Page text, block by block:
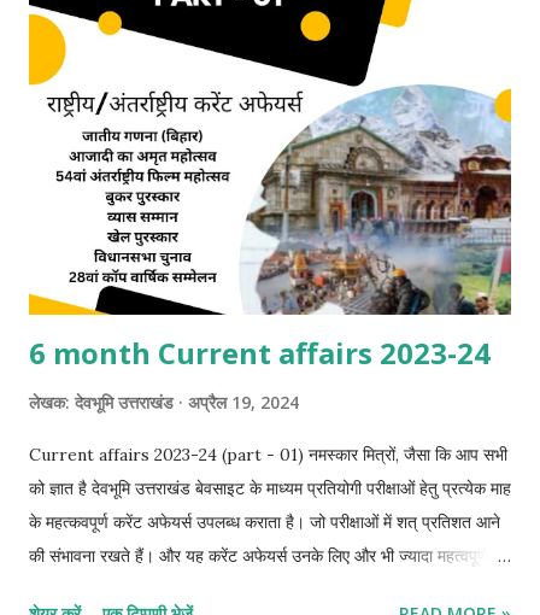
6 month Current affairs 2023-24
लेखक: देवभूमि उत्तराखंड अप्रैल 19, 2024
Current affairs 2023-24 (part - 01) नमस्कार मित्रों, जैसा कि आप सभी
को ज्ञात है देवभूमि उत्तराखंड बेवसाइट के माध्यम प्रतियोगी परीक्षाओं हेतु प्रत्येक माह
के महत्कवपूर्ण करेंट अफेयर्स उपलब्ध कराता है। जो परीक्षाओं में शत् प्रतिशत आने
की संभावना रखते हैं। और यह करेंट अफेयर्स उनके लिए और भी ज्यादा महत्वपूर्ण हो